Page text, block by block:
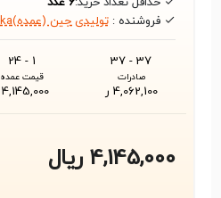
فروشنده :تولیدی جین (عمده)bamika
37 - 37
صادرات
4,062,100 ر
1 - 24
قیمت عمده
4,145,000 ر
4,145,000 ریال